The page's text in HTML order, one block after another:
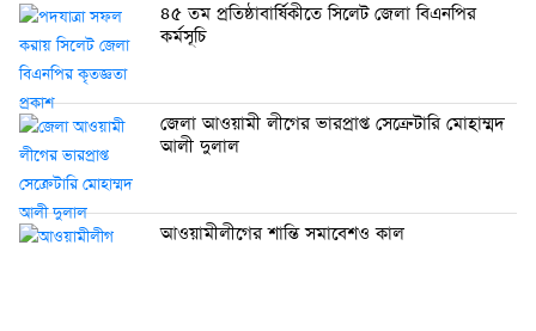
৪৫ তম প্রতিষ্ঠাবার্ষিকীতে সিলেট জেলা বিএনপির
কর্মসূচি
জেলা আওয়ামী লীগের ভারপ্রাপ্ত সেক্রেটারি মোহাম্মদ
আলী দুলাল
আওয়ামীলীগের শান্তি সমাবেশও কাল